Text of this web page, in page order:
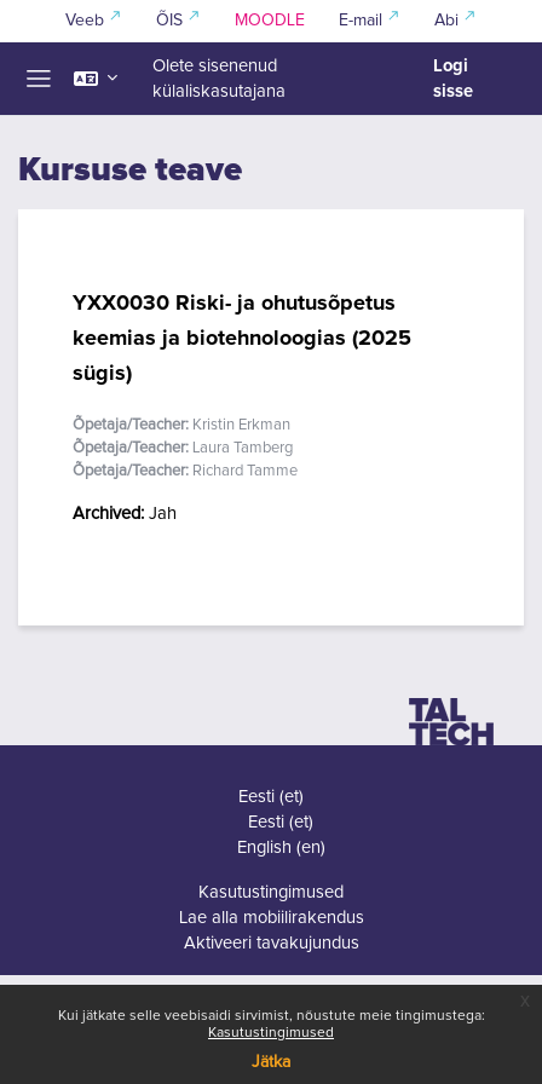
Jäta vahele peasisuni
Kui jätkate selle veebisaidi sirvimist, nõustute meie tingimustega:
Kasutustingimused
Jätka
Veeb ÕIS MOODLE E-mail Abi
Olete sisenenud
külaliskasutajana
Logi
sisse
Kursuse teave
YXX0030 Riski- ja ohutusõpetus
keemias ja biotehnoloogias (2025
sügis)
Õpetaja/Teacher: Kristin Erkman
Õpetaja/Teacher: Laura Tamberg
Õpetaja/Teacher: Richard Tamme
Archived: Jah
Eesti ‎(et)‎
Eesti ‎(et)‎
English ‎(en)‎
Kasutustingimused
Lae alla mobiilirakendus
Aktiveeri tavakujundus